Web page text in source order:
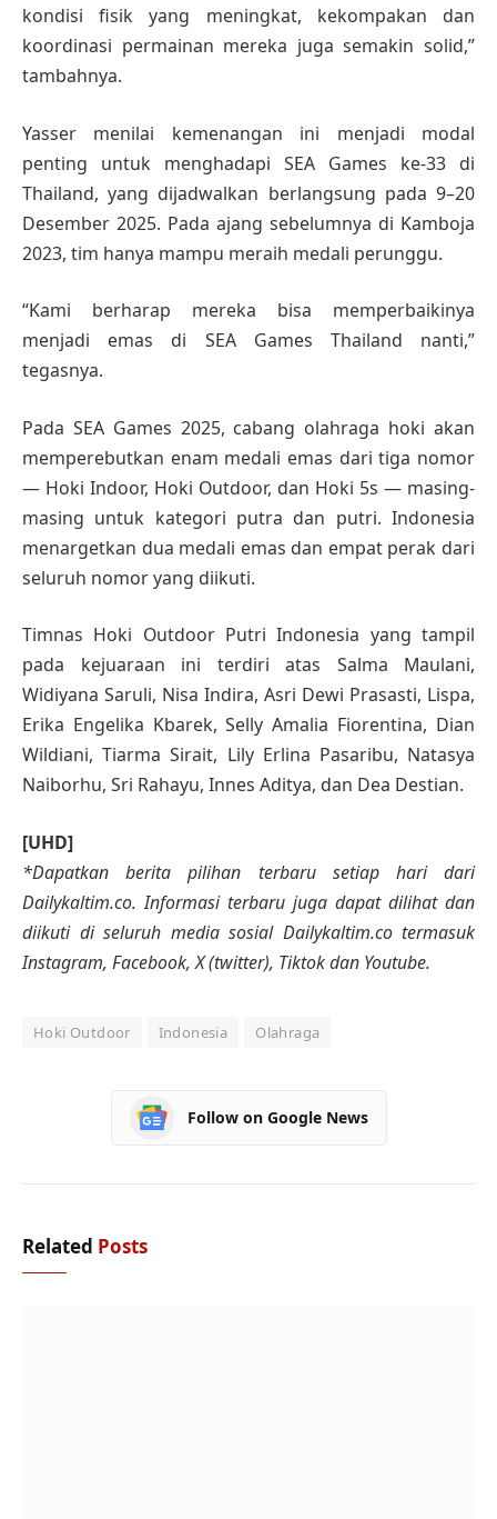
kondisi fisik yang meningkat, kekompakan dan
koordinasi permainan mereka juga semakin solid,”
tambahnya.
Yasser menilai kemenangan ini menjadi modal
penting untuk menghadapi SEA Games ke-33 di
Thailand, yang dijadwalkan berlangsung pada 9–20
Desember 2025. Pada ajang sebelumnya di Kamboja
2023, tim hanya mampu meraih medali perunggu.
“Kami berharap mereka bisa memperbaikinya
menjadi emas di SEA Games Thailand nanti,”
tegasnya.
Pada SEA Games 2025, cabang olahraga hoki akan
memperebutkan enam medali emas dari tiga nomor
— Hoki Indoor, Hoki Outdoor, dan Hoki 5s — masing-
masing untuk kategori putra dan putri. Indonesia
menargetkan dua medali emas dan empat perak dari
seluruh nomor yang diikuti.
Timnas Hoki Outdoor Putri Indonesia yang tampil
pada kejuaraan ini terdiri atas Salma Maulani,
Widiyana Saruli, Nisa Indira, Asri Dewi Prasasti, Lispa,
Erika Engelika Kbarek, Selly Amalia Fiorentina, Dian
Wildiani, Tiarma Sirait, Lily Erlina Pasaribu, Natasya
Naiborhu, Sri Rahayu, Innes Aditya, dan Dea Destian.
[UHD]
*Dapatkan berita pilihan terbaru setiap hari dari
Dailykaltim.co. Informasi terbaru juga dapat dilihat dan
diikuti di seluruh media sosial Dailykaltim.co termasuk
Instagram, Facebook, X (twitter), Tiktok dan Youtube.
Hoki Outdoor Indonesia Olahraga
Follow on Google News
Related Posts